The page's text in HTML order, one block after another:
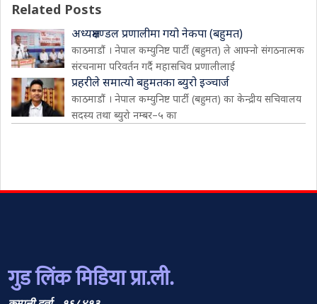
Related Posts
अध्यक्षमण्डल प्रणालीमा गयो नेकपा (बहुमत)
काठमाडौं । नेपाल कम्युनिष्ट पार्टी (बहुमत) ले आफ्नो संगठनात्मक
संरचनामा परिवर्तन गर्दै महासचिव प्रणालीलाई
प्रहरीले समात्यो बहुमतका ब्युरो इञ्चार्ज
काठमाडौं । नेपाल कम्युनिष्ट पार्टी (बहुमत) का केन्द्रीय सचिवालय
सदस्य तथा ब्युरो नम्बर–५ का
गुड लिंक मिडिया प्रा.ली.